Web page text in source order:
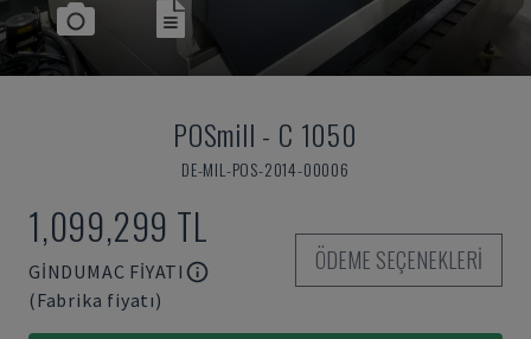
POSmill - C 1050
DE-MIL-POS-2014-00006
1,099,299 TL
GINDUMAC FIYATI
(Fabrika fiyatı)
ÖDEME SEÇENEKLERI